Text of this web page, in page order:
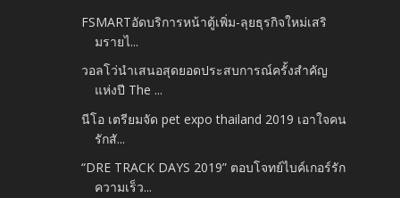
FSMARTอัดบริการหน้าตู้เพิ่ม-ลุยธุรกิจใหม่เสริ
มรายไ...
วอลโว่นำเสนอสุดยอดประสบการณ์ครั้งสำคัญ
แห่งปี The ...
นีโอ เตรียมจัด pet expo thailand 2019 เอาใจคน
รักสั...
“DRE TRACK DAYS 2019” ตอบโจทย์ไบค์เกอร์รัก
ความเร็ว...